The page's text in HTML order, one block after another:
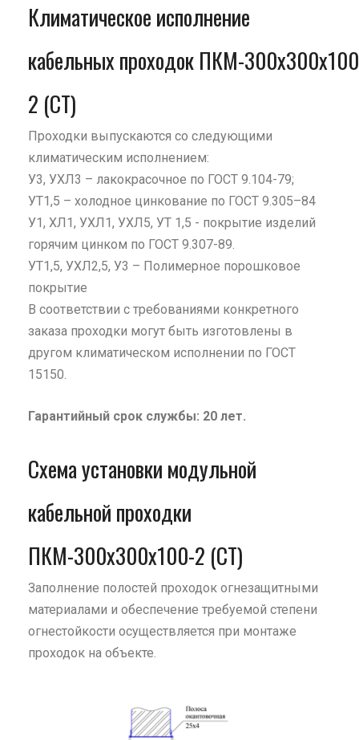
Климатическое исполнение
кабельных проходок ПКМ-
2 (СТ)
Проходки выпускаются со следующими
климатическим исполнением:
У3, УХЛ3 – лакокрасочное по ГОСТ 9.104-79;
УТ1,5 – холодное цинкование по ГОСТ 9.305–84
У1, ХЛ1, УХЛ1, УХЛ5, УТ 1,5 - покрытие изделий
горячим цинком по ГОСТ 9.307-89.
УТ1,5, УХЛ2,5, У3 – Полимерное порошковое
покрытие
В соответствии с требованиями конкретного
заказа проходки могут быть изготовлены в
другом климатическом исполнении по ГОСТ
15150.
Гарантийный срок службы: 20 лет.
Схема установки модульной
кабельной проходки
ПКМ-300х300х100-2 (СТ)
Заполнение полостей проходок огнезащитными
материалами и обеспечение требуемой степени
огнестойкости осуществляется при монтаже
проходок на объекте.